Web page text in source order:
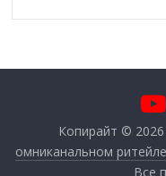
Копирайт © 2026
омниканальном
Все